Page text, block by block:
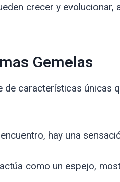
crecer y evolucionar,
Gemelas
de características únicas
hay una
como un espejo,